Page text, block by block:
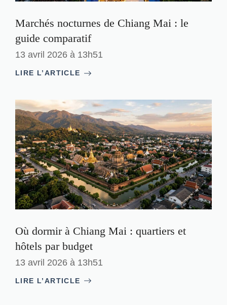
Marchés nocturnes de Chiang Mai : le
guide comparatif
13 avril 2026 à 13h51
LIRE L’ARTICLE
Où dormir à Chiang Mai : quartiers et
hôtels par budget
13 avril 2026 à 13h51
LIRE L’ARTICLE